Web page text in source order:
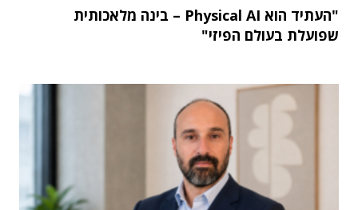
"העתיד הוא Physical AI – בינה מלאכותית
שפועלת בעולם הפיזי"